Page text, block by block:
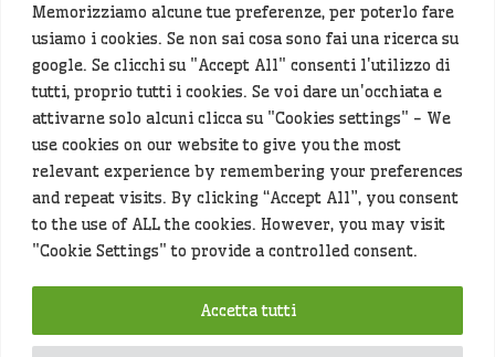
Memorizziamo alcune tue preferenze, per poterlo fare
usiamo i cookies. Se non sai cosa sono fai una ricerca su
google. Se clicchi su "Accept All" consenti l'utilizzo di
tutti, proprio tutti i cookies. Se voi dare un'occhiata e
attivarne solo alcuni clicca su "Cookies settings" - We
use cookies on our website to give you the most
relevant experience by remembering your preferences
and repeat visits. By clicking “Accept All”, you consent
to the use of ALL the cookies. However, you may visit
"Cookie Settings" to provide a controlled consent.
Accetta tutti
Siamo attenti a non violare copyright e diritti
d’immagine. Se un contenuto è di tua proprietà e vuoi
richiederne la rimozionediccelo(<- clicca per inviarci un
messaggio).
Alcuni articoli sono generati in bozza rielaborando, con
l'intelligenza artificiale generativa, contenuti
provenienti da fonti istituzionali e altri siti di interesse
locale. Prima della pubblicazioni l'articolo viene
controllato dalla redazione.
Hey che fine fanno i miei dati (privacy policy)